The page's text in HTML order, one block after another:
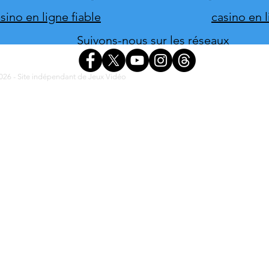
en ligne fiable
casino en
Suivons-nous sur les réseaux
- Site indépendant de Jeux Vidéo